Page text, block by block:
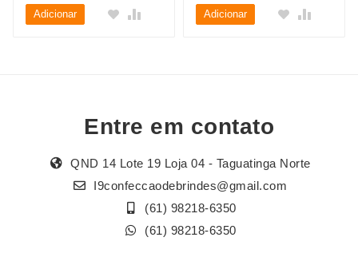
Adicionar Adicionar
Entre em contato
QND 14 Lote 19 Loja 04 - Taguatinga Norte
I9confeccaodebrindes@gmail.com
(61) 98218-6350
(61) 98218-6350